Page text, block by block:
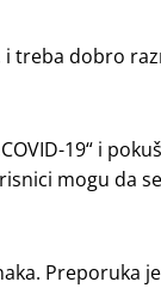
i treba dobro
19“ i
mogu da
Preporuka